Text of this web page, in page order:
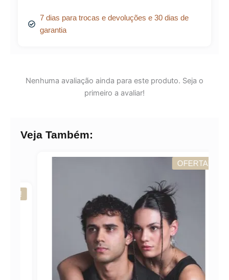
7 dias para trocas e devoluções e 30 dias de
garantia
Nenhuma avaliação ainda para este produto. Seja o
primeiro a avaliar!
Veja Também:
OFERTA!